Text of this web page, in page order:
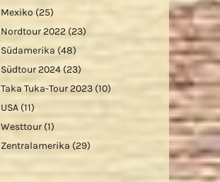
Mexiko (25)
Nordtour 2022 (23)
Südamerika (48)
Südtour 2024 (23)
Taka Tuka-Tour 2023 (10)
USA (11)
Westtour (1)
Zentralamerika (29)